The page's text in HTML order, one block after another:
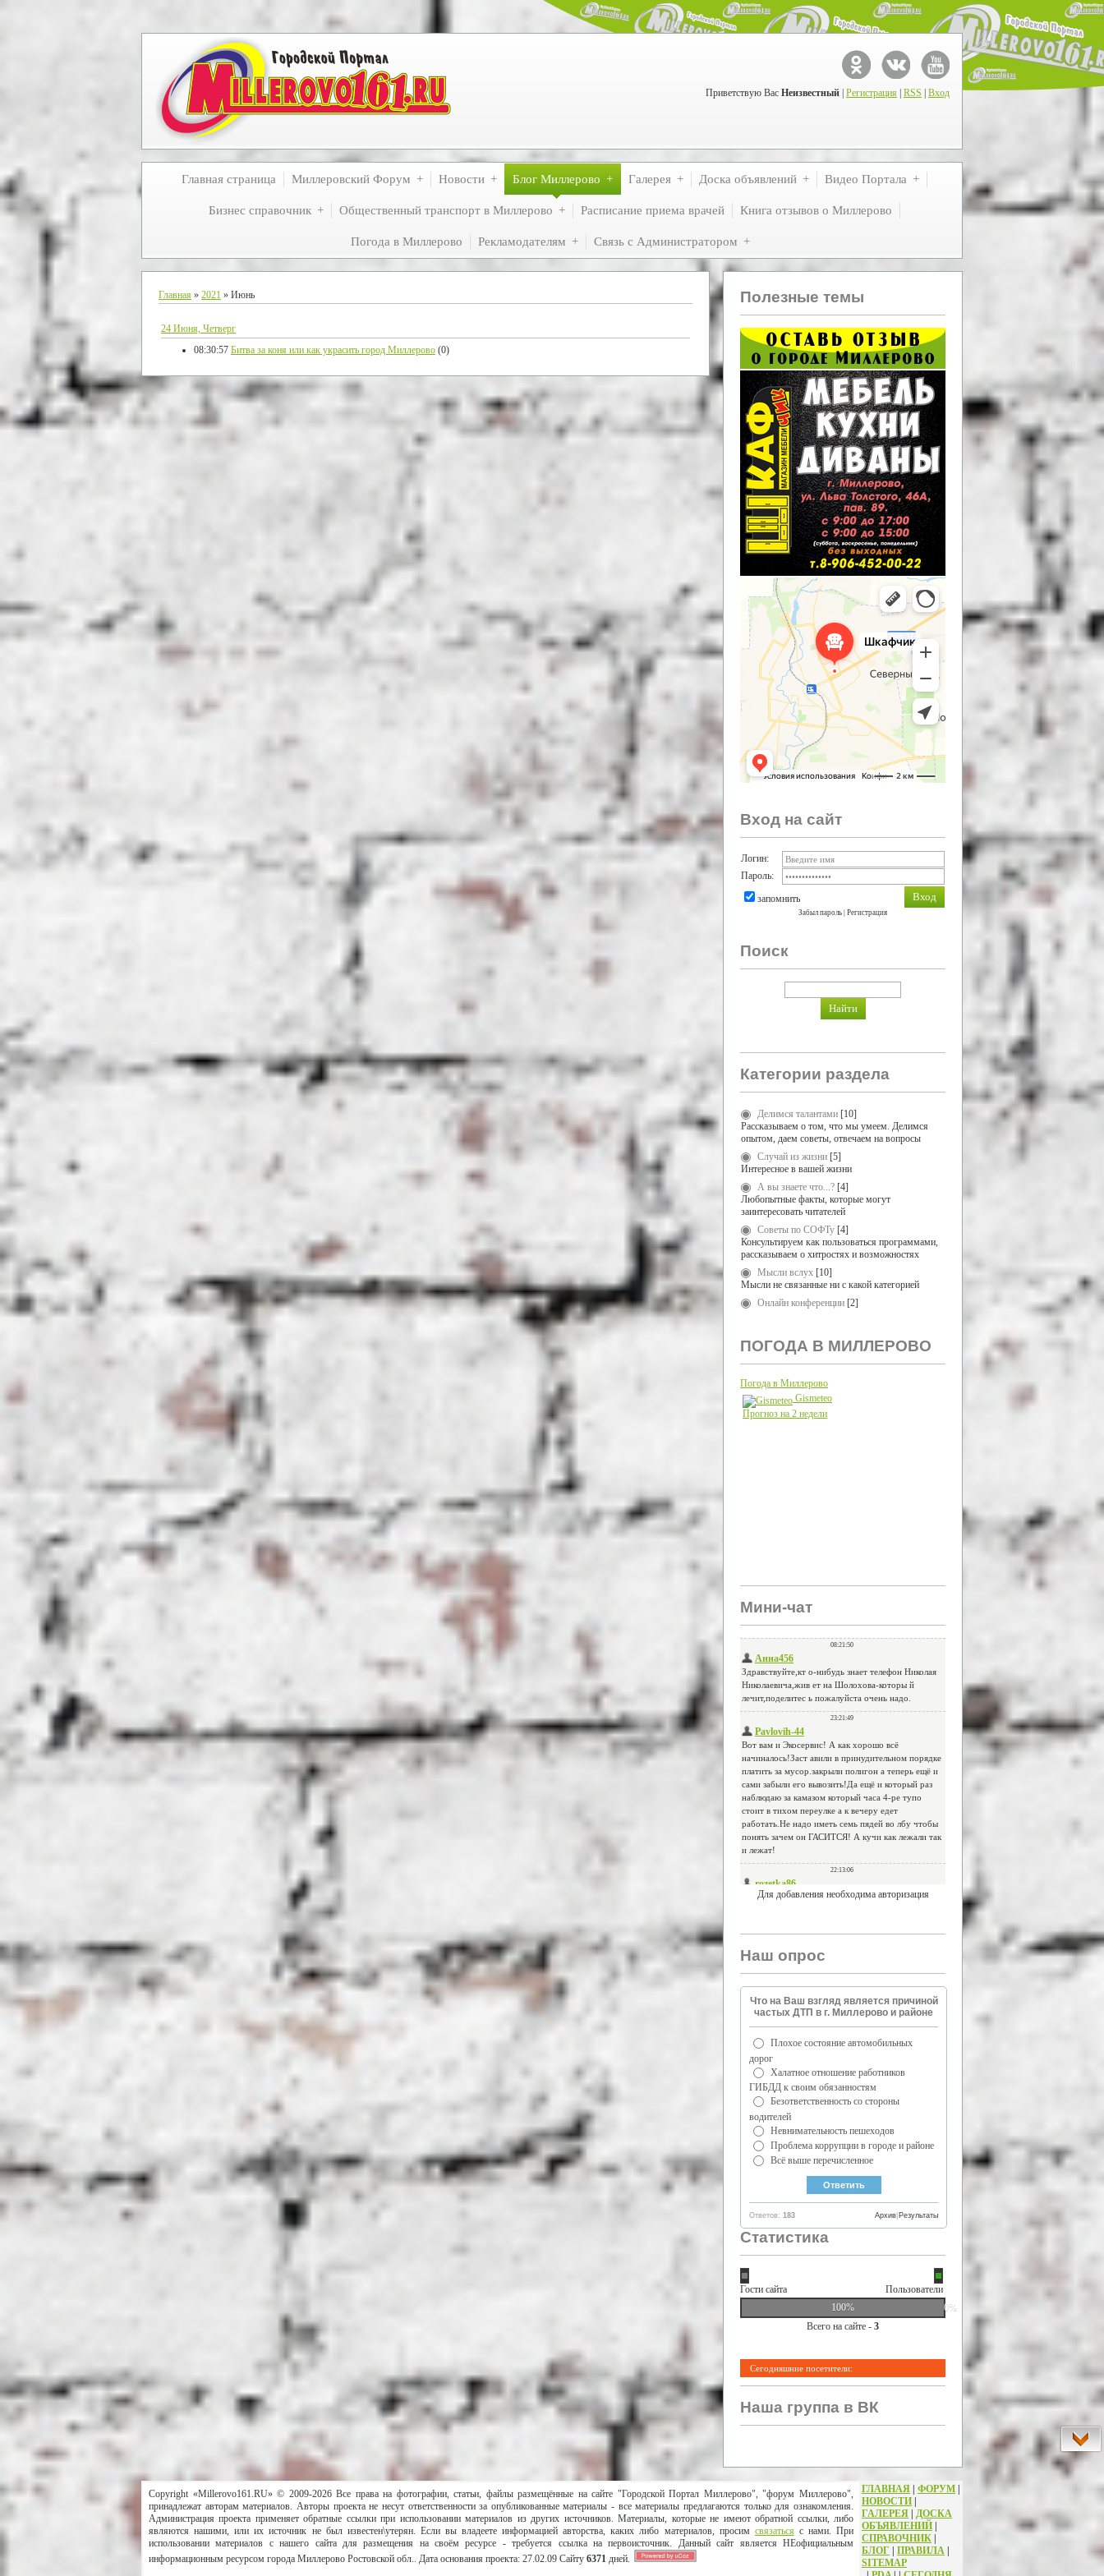
Приветствую Вас Неизвестный Регистрация RSS Вход
Главная страница Миллеровский Форум Новости Блог Миллерово Галерея Доска объявлений Видео Портала
Бизнес справочник Общественный транспорт в Миллерово Расписание приема врачей Книга отзывов о Миллерово
Погода в Миллерово Рекламодателям Связь с Администратором
Главная » 2021 » Июнь
24 Июня, Четверг
08:30:57 Битва за коня или как украсить город Миллерово (0)
Полезные темы
Вход на сайт
Логин:
Пароль:
запомнить
Забыл пароль Регистрация
Поиск
Категории раздела
Делимся талантами [10]
Рассказываем о том, что мы умеем. Делимся
опытом, даем советы, отвечаем на вопросы
Случай из жизни [5]
Интересное в вашей жизни
А вы знаете что...? [4]
Любопытные факты, которые могут
заинтересовать читателей
Советы по СОФТу [4]
Консультируем как пользоваться программами,
рассказываем о хитростях и возможностях
Мысли вслух [10]
Мысли не связанные ни с какой категорией
Онлайн конференции [2]
ПОГОДА В МИЛЛЕРОВО
Погода в Миллерово
Gismeteo
Прогноз на 2 недели
Мини-чат
Для добавления необходима авторизация
Наш опрос
Что на Ваш взгляд является причиной
частых ДТП в г. Миллерово и районе
Плохое состояние автомобильных
дорог
Халатное отношение работников
ГИБДД к своим обязанностям
Безответственность со стороны
водителей
Невнимательность пешеходов
Проблема коррупции в городе и районе
Всё выше перечисленное
Ответов: 183 Результаты
Архив
Статистика
Гости сайта
Пользователи
100%
0%
Всего на сайте - 3
Сегодняшние посетители:
Наша группа в ВК
Copyright «Millerovo161.RU» © 2009-2026 Все права на фотографии, статьи, файлы размещённые на сайте "Городской Портал Миллерово", "форум Миллерово",
принадлежат авторам материалов. Авторы проекта не несут ответственности за опубликованные материалы - все материалы предлагаются только для ознакомления.
Администрация проекта применяет обратные ссылки при использовании материалов из других источников. Материалы, которые не имеют обратной ссылки, либо
являются нашими, или их источник не был известен\утерян. Если вы владеете информацией авторства, каких либо материалов, просим связатьсяс нами. При
использовании материалов с нашего сайта для размещения на своём ресурсе - требуется ссылка на первоисточник. Данный сайт является НЕофициальным
информационным ресурсом города Миллерово Ростовской обл.. Дата основания проекта: 27.02.09 Сайту 6371 дней.
ГЛАВНАЯ ФОРУМ
НОВОСТИ
ГАЛЕРЕЯ
ДОСКА
ОБЪЯВЛЕНИЙ
СПРАВОЧНИК
БЛОГ
ПРАВИЛА
SITEMAP